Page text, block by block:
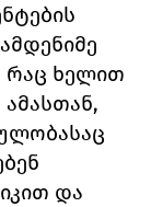
რაც ხელით
და